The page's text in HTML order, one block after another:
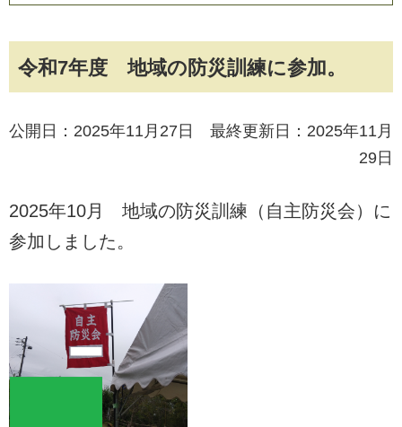
令和7年度 地域の防災訓練に参加。
公開日：2025年11月27日 最終更新日：2025年11月
29日
2025年10月 地域の防災訓練（自主防災会）に
参加しました。